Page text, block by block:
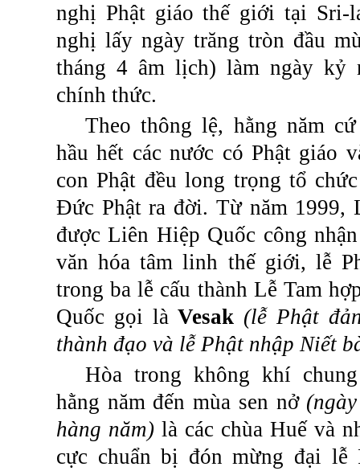
nghị Phật giáo thế giới tại Sri-
nghị lấy ngày trăng tròn đầu
tháng 4 âm lịch) làm ngày kỷ
chính thức.
Theothông lệ, hằng năm cứ
hầu hết các nước có Phật giáo
conPhật đều long trọng tổ chức
Đức Phật ra đời. Từ năm1999,
được Liên Hiệp Quốc công nhận
văn hóa tâm linh thế giới, lễ
trong ba lễ cấu thành Lễ Tam
Quốc gọi là Vesak (lễ Phật
thành đạo và lễ Phật nhập Niết
Hòa trong không khí chung
hằng năm đến mùa sen nở (ngày
hàng năm) là các chùa Huế và
cực chuẩn bị đón mừng đại lễ